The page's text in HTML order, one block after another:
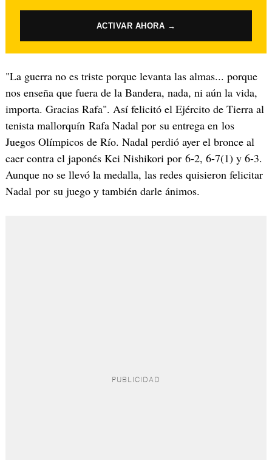
ACTIVAR AHORA →
"La guerra no es triste porque levanta las almas... porque
nos enseña que fuera de la Bandera, nada, ni aún la vida,
importa. Gracias Rafa". Así felicitó el Ejército de Tierra al
tenista mallorquín Rafa Nadal por su entrega en los
Juegos Olímpicos de Río. Nadal perdió ayer el bronce al
caer contra el japonés Kei Nishikori por 6-2, 6-7(1) y 6-3.
Aunque no se llevó la medalla, las redes quisieron felicitar
Nadal por su juego y también darle ánimos.